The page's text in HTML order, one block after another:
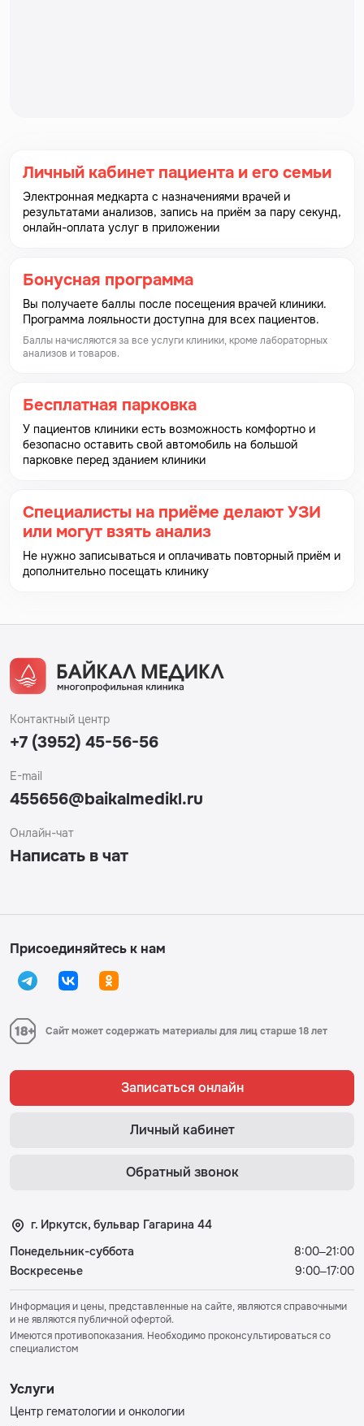
Личный кабинет пациента и его семьи
Электронная медкарта с назначениями врачей и
результатами анализов, запись на приём за пару секунд,
онлайн-оплата услуг в приложении
Бонусная программа
Вы получаете баллы после посещения врачей клиники.
Программа лояльности доступна для всех пациентов.
Баллы начисляются за все услуги клиники, кроме лабораторных
анализов и товаров.
Бесплатная парковка
У пациентов клиники есть возможность комфортно и
безопасно оставить свой автомобиль на большой
парковке перед зданием клиники
Специалисты на приёме делают УЗИ
или могут взять анализ
Не нужно записываться и оплачивать повторный приём и
дополнительно посещать клинику
Контактный центр
+7 (3952) 45-56-56
E-mail
455656@baikalmedikl.ru
Онлайн-чат
Написать в чат
Присоединяйтесь к нам
Сайт может содержать материалы для лиц старше 18 лет
Записаться онлайн
Личный кабинет
Обратный звонок
г. Иркутск, бульвар Гагарина 44
Понедельник-суббота
8:00–21:00
Воскресенье
9:00–17:00
Информация и цены, представленные на сайте, являются справочными
и не являются публичной офертой.
Имеются противопоказания. Необходимо проконсультироваться со
специалистом
Услуги
Центр гематологии и онкологии